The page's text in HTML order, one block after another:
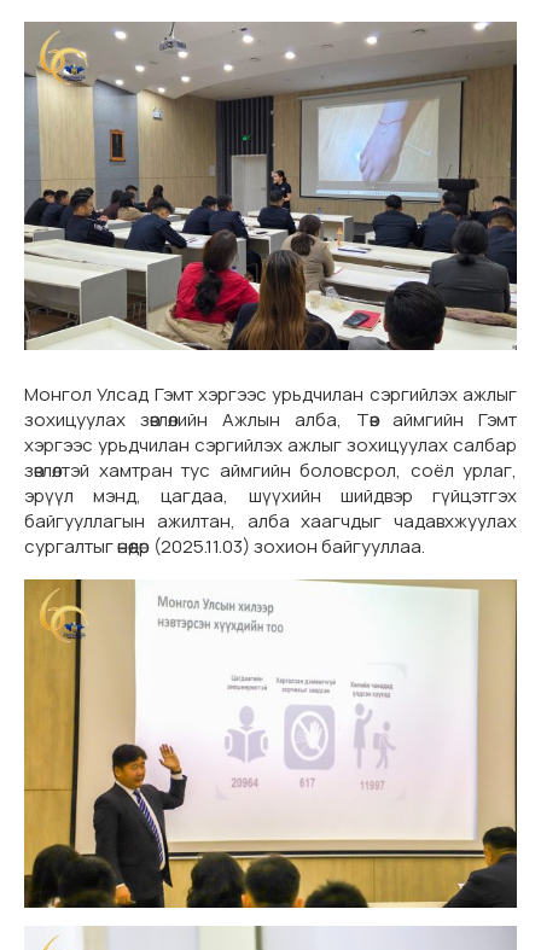
Монгол Улсад Гэмт хэргээс урьдчилан сэргийлэх ажлыг
зохицуулах зөвлөлийн Ажлын алба, Төв аймгийн Гэмт
хэргээс урьдчилан сэргийлэх ажлыг зохицуулах салбар
зөвлөлтэй хамтран тус аймгийн боловсрол, соёл урлаг,
эрүүл мэнд, цагдаа, шүүхийн шийдвэр гүйцэтгэх
байгууллагын ажилтан, алба хаагчдыг чадавхжуулах
сургалтыг өнөөдөр (2025.11.03) зохион байгууллаа.